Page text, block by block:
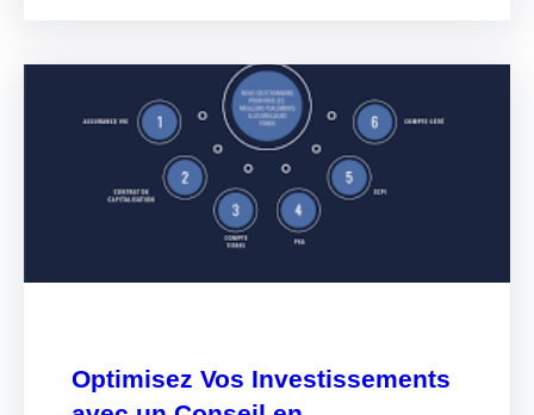
Optimisez Vos Investissements